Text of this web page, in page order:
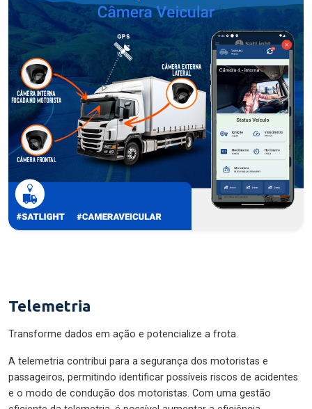
Telemetria
Transforme dados em ação e potencialize a frota.
A telemetria contribui para a segurança dos motoristas e
passageiros, permitindo identificar possíveis riscos de acidentes
e o modo de condução dos motoristas. Com uma gestão